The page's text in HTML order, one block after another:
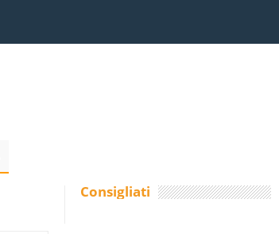
Consigliati